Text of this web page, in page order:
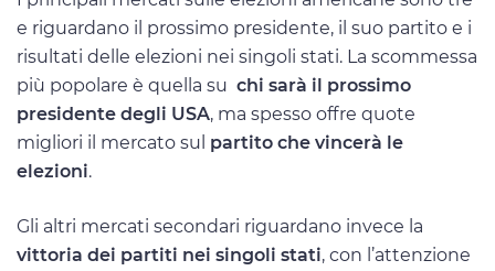
e riguardano il prossimo presidente, il suo partito e i
risultati delle elezioni nei singoli stati. La scommessa
più popolare è quella su chi sarà il prossimo
presidente degli USA, ma spesso offre quote
migliori il mercato sul partito che vincerà le
elezioni.
Gli altri mercati secondari riguardano invece la
vittoria dei partiti nei singoli stati, con l’attenzione